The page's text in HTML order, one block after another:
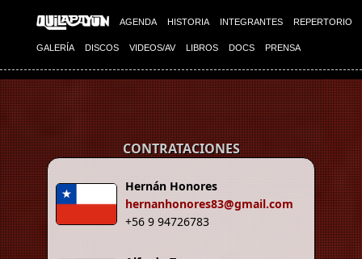
AGENDA HISTORIA INTEGRANTES REPERTORIO
GALERÍA DISCOS VIDEOS/AV LIBROS DOCS PRENSA
Imagen 01
Imagen 02
CONTRATACIONES
Hernán Honores
hernanhonores83@gmail.com
+56 9 94726783